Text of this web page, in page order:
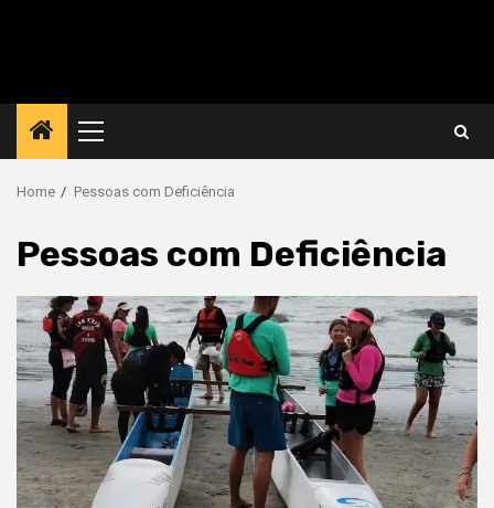
Primary
Menu
Home Pessoas com Deficiência
Pessoas com Deficiência